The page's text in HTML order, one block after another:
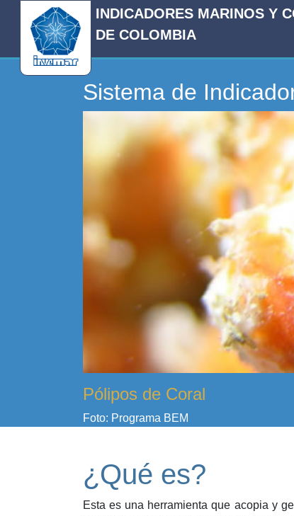
INDICADORES MARINOS Y
DE COLOMBIA
Sistema de
Pólipos de Coral
Foto: Programa BEM
¿Qué es?
Esta es una herramienta que acopia y